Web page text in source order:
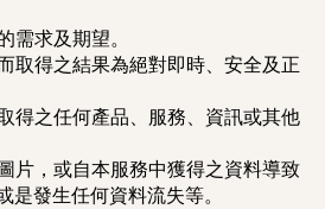
需求及期望。
取得之結果為絕對即時、安全及正
得之任何產品、服務、資訊或其他
片，或自本服務中獲得之資料導致
發生任何資料流失等。